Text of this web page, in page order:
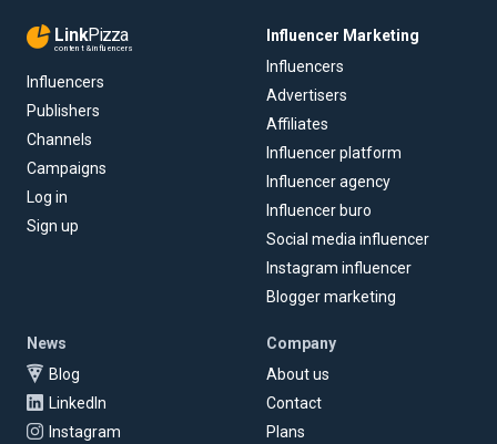
LinkPizza
content & influencers
Influencers
Publishers
Channels
Campaigns
Log in
Sign up
Influencer Marketing
Influencers
Advertisers
Affiliates
Influencer platform
Influencer agency
Influencer buro
Social media influencer
Instagram influencer
Blogger marketing
News
Blog
LinkedIn
Instagram
Company
About us
Contact
Plans